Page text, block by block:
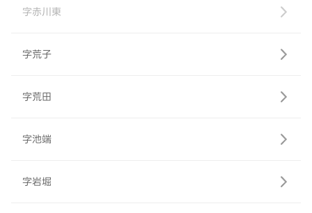
字赤川東
字荒子
字荒田
字池端
字岩堀